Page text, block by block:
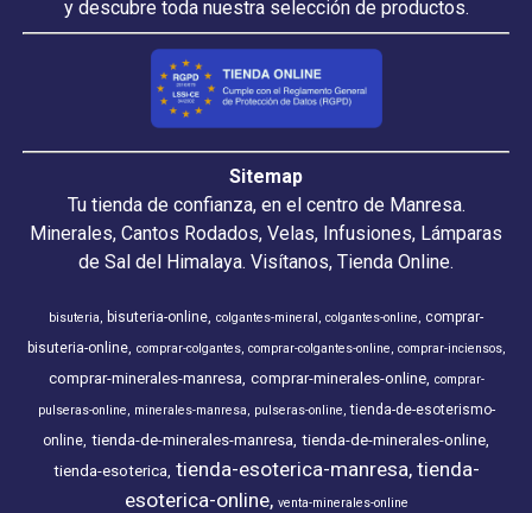
y descubre toda nuestra selección de productos.
Sitemap
Tu tienda de confianza, en el centro de Manresa.
Minerales, Cantos Rodados, Velas, Infusiones, Lámparas
de Sal del Himalaya. Visítanos, Tienda Online.
bisuteria bisuteria-online colgantes-mineral colgantes-online
comprar-
bisuteria-online comprar-colgantes comprar-colgantes-online comprar-inciensos
comprar-minerales-manresa comprar-minerales-online comprar-
pulseras-online
minerales-manresa pulseras-online tienda-de-esoterismo-
online tienda-de-minerales-manresa tienda-de-minerales-online
tienda-esoterica tienda-esoterica-manresa tienda-
esoterica-online venta-minerales-online